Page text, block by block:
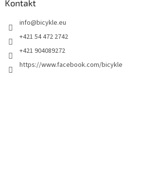
Kontakt
info@bicykle.eu
+421 54 472 2742
+421 904089272
https://www.facebook.com/bicykle